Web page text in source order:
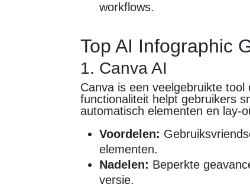
workflows.
Top AI Infographic
1. Canva AI
Canva is een veelgebruikte
functionaliteit helpt gebruikers
automatisch elementen en lay-
Voordelen:
elementen.
Nadelen: Beperkte
versie.